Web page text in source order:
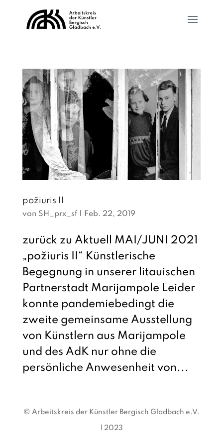
požiuris II
von SH_prx_sf| Feb. 22, 2019
zurück zu Aktuell MAI/JUNI 2021
„požiuris II“ Künstlerische
Begegnung in unserer litauischen
Partnerstadt Marijampole Leider
konnte pandemiebedingt die
zweite gemeinsame Ausstellung
von Künstlern aus Marijampole
und des AdK nur ohne die
persönliche Anwesenheit von...
© Arbeitskreis der Künstler Bergisch Gladbach e.V.
| 2023